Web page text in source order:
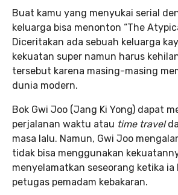
Buat kamu yang menyukai serial
keluarga bisa menonton “The
Diceritakan ada sebuah keluarga
kekuatan super namun harus
tersebut karena masing-masing
dunia modern.
Bok Gwi Joo (Jang Ki Yong) dapat
perjalanan waktu atau time travel
masa lalu. Namun, Gwi Joo
tidak bisa menggunakan
menyelamatkan seseorang ketika ia
petugas pemadam kebakaran.